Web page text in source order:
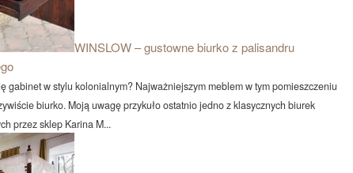
WINSLOW – gustowne biurko z palisandru
gabinet w stylu kolonialnym? Najważniejszym meblem w tym pomieszczeniu
biurko. Moją uwagę przykuło ostatnio jedno z klasycznych biurek
przez sklep Karina M...